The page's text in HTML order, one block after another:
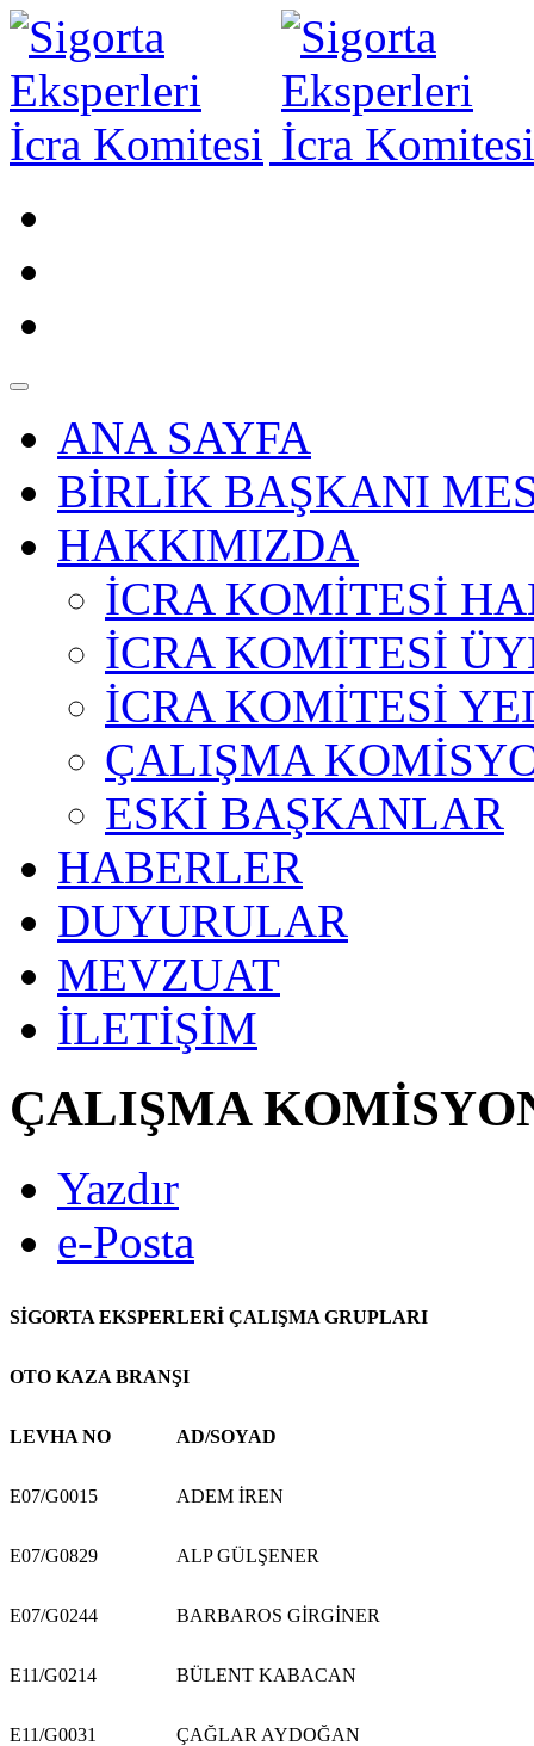
ANA SAYFA
BİRLİK BAŞKANI
HAKKIMIZDA
İCRA KOMİTESİ
İCRA KOMİTESİ
İCRA KOMİTESİ
ÇALIŞMA
ESKİ BAŞKANLAR
HABERLER
DUYURULAR
MEVZUAT
İLETİŞİM
ÇALIŞMA
Yazdır
e-Posta
SİGORTA EKSPERLERİ ÇALIŞMA GRUPLARI
OTO KAZA BRANŞI
LEVHA NO AD/SOYAD
E07/G0015 ADEM İREN
E07/G0829 ALP GÜLŞENER
E07/G0244 BARBAROS GİRGİNER
E11/G0214 BÜLENT KABACAN
E11/G0031 ÇAĞLAR AYDOĞAN